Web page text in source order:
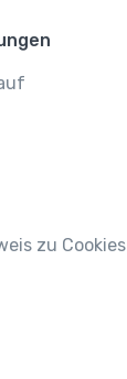
zu Cookies